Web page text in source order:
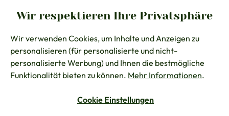
RECHTLICHES
BERATUNG
KONTAKT
Vertrag widerrufen
Wir respektieren Ihre Privatsphäre
Wir verwenden Cookies, um Inhalte und Anzeigen zu
personalisieren (für personalisierte und nicht-
personalisierte Werbung) und Ihnen die bestmögliche
Funktionalität bieten zu können. Mehr Informationen.
Cookie Einstellungen